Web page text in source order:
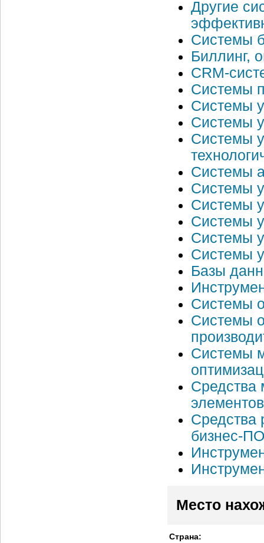
Другие
Системы
Биллинг,
CRM-
Системы
Системы
Системы
Системы
Системы
Системы
Системы
Системы
Системы
Системы
Базы
Системы
Системы
Системы
Средства
элементов
Средства
бизнес-ПО
Место
Страна: